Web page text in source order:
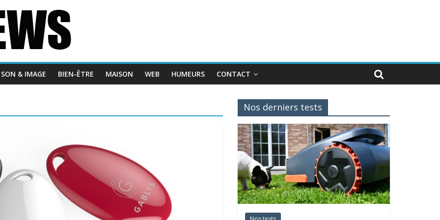
SON & IMAGE BIEN-ÊTRE MAISON WEB HUMEURS CONTACT
Nos derniers tests